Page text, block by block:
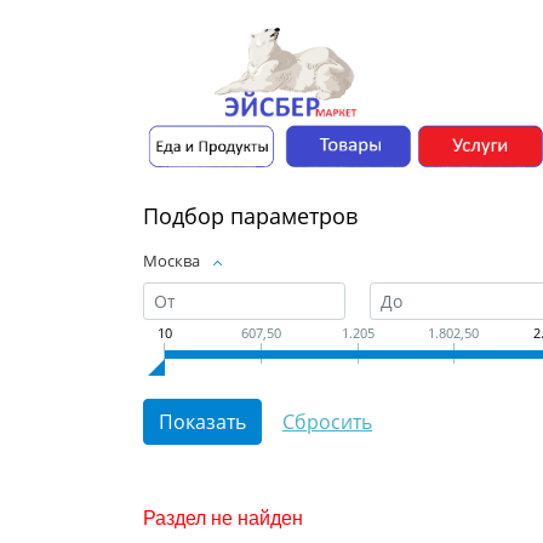
Подбор параметров
Москва
10 607,50 1.205 1.802,50
Раздел не найден